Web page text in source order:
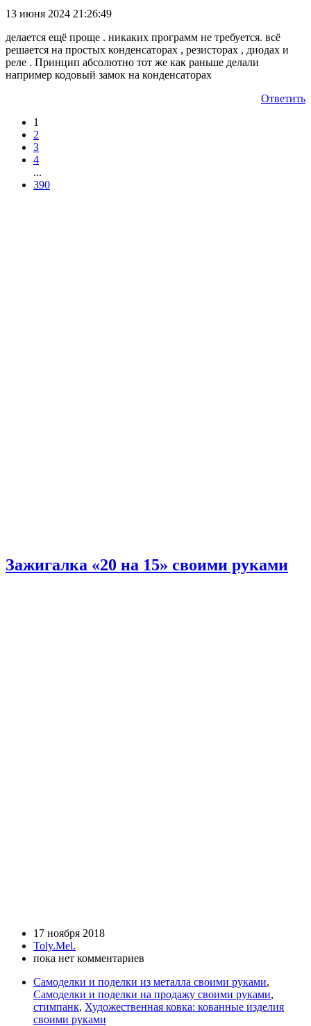
13 июня 2024 21:26:49
делается ещё проще . никаких программ не требуется. всё
решается на простых конденсаторах , резисторах , диодах и
реле . Принцип абсолютно тот же как раньше делали
например кодовый замок на конденсаторах
Ответить
1
2
3
4
...
390
Зажигалка «20 на 15» своими руками
17 ноября 2018
Toly.Mel.
пока нет комментариев
Самоделки и поделки из металла своими руками,
Самоделки и поделки на продажу своими руками,
стимпанк, Художественная ковка: кованные изделия
своими руками